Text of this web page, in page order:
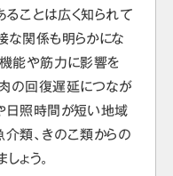
ことは広く知られて
な関係も明らかにな
能や筋力に影響を
の回復遅延につなが
日照時間が短い地域
類、きのこ類からの
ょう。